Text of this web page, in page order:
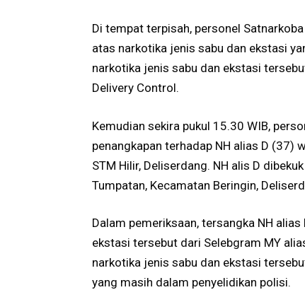
Di tempat terpisah, personel
atas narkotika jenis sabu dan ekstasi
narkotika jenis sabu dan ekstasi
Delivery Control.
Kemudian sekira pukul 15.30 WIB,
penangkapan terhadap NH alias D (37)
STM Hilir, Deliserdang. NH alis D
Tumpatan, Kecamatan Beringin,
Dalam pemeriksaan, tersangka NH
ekstasi tersebut dari Selebgram MY
narkotika jenis sabu dan ekstasi
yang masih dalam penyelidikan polisi.